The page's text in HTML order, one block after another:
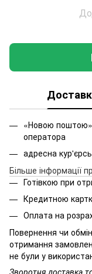
«Новою поштою»
оператора
адресна
Більше інформації
Готівкою при
Кредитною
Оплата на
Повернення чи
отримання
не були у
Зворотня доставка